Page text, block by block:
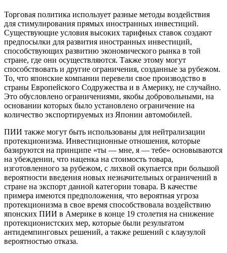
Торговая политика использует разные методы воздействия
для стимулирования прямых иностранных инвестиций.
Существующие условия высоких тарифных ставок создают
предпосылки для развития иностранных инвестиций,
способствующих развитию экономического рынка в той
стране, где они осуществляются. Также этому могут
способствовать и другие ограничения, созданные за рубежом.
То, что японские компании перевели свое производство в
страны Европейского Содружества и в Америку, не случайно.
Это обусловлено ограничениями, якобы добровольными, на
основании которых было установлено ограничение на
количество экспортируемых из Японии автомобилей.
ПИИ также могут быть использованы для нейтрализации
протекционизма. Инвестиционные отношения, которые
базируются на принципе «ты — мне, я — тебе» основываются
на убеждении, что наценка на стоимость товара,
изготовленного за рубежом, с лихвой окупается при большой
вероятности введения новых незначительных ограничений в
стране на экспорт данной категории товара. В качестве
примера имеются предположения, что вероятная угроза
протекционизма в свое время способствовала воздействию
японских ПИИ в Америке в конце 19 столетия на снижение
протекционистских мер, которые были результатом
антидемпинговых решений, а также решений с клаузулой
вероятностью отказа.